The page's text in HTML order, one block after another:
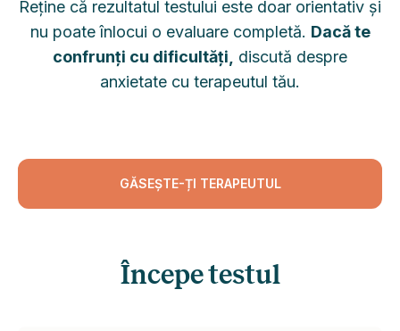
Reține că rezultatul testului este doar orientativ și
nu poate înlocui o evaluare completă. Dacă te
confrunți cu dificultăți, discută despre
anxietate cu terapeutul tău.
GĂSEȘTE-ȚI TERAPEUTUL
Începe testul